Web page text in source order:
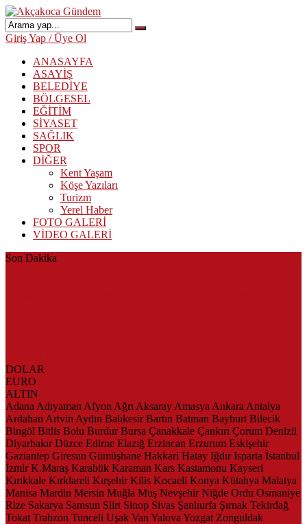
Giriş Yap / Üye Ol
ANASAYFA
ASAYİŞ
BELEDİYE
BÖLGESEL
EĞİTİM
SİYASET
SAĞLIK
SPOR
DİĞER
Kent Yaşam
Köşe Yazıları
Turizm
Yerel Haber
FOTO GALERİ
VİDEO GALERİ
Son Dakika
DOLAR
EURO
ALTIN
Adana Adıyaman Afyon Ağrı Aksaray Amasya Ankara Antalya
Ardahan Artvin Aydın Balıkesir Bartın Batman Bayburt Bilecik
Bingöl Bitlis Bolu Burdur Bursa Çanakkale Çankırı Çorum Denizli
Diyarbakır Düzce Edirne Elazığ Erzincan Erzurum Eskişehir
Gaziantep Giresun Gümüşhane Hakkari Hatay Iğdır Isparta İstanbul
İzmir K.Maraş Karabük Karaman Kars Kastamonu Kayseri
Kırıkkale Kırklareli Kırşehir Kilis Kocaeli Konya Kütahya Malatya
Manisa Mardin Mersin Muğla Muş Nevşehir Niğde Ordu Osmaniye
Rize Sakarya Samsun Siirt Sinop Sivas Şanlıurfa Şırnak Tekirdağ
Tokat Trabzon Tunceli Uşak Van Yalova Yozgat Zonguldak